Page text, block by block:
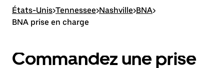
États-Unis>Tennessee>Nashville>BNA>
BNA prise en charge
Commandez une prise